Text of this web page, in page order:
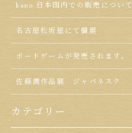
kano 日本国内での販売について
名古屋松坂屋にて個展
ボードゲームが発売されます。
佐藤潤作品展 ジャパネスク
カテゴリー